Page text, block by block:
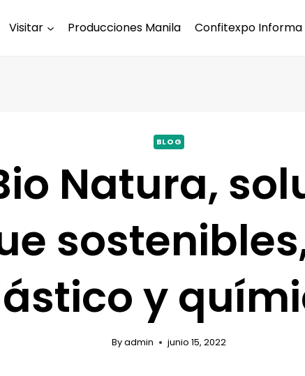
Visitar Producciones Manila Confitexpo Informa
BLOG
Natura,
y
Byadmin junio 15, 2022